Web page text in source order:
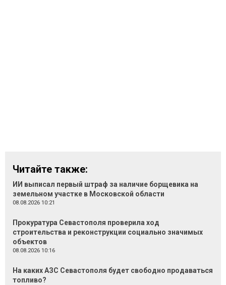
Читайте также:
ИИ выписал первый штраф за наличие борщевика на
земельном участке в Московской области
08.08.2026 10:21
Прокуратура Севастополя проверила ход
строительства и реконструкции социально значимых
объектов
08.08.2026 10:16
На каких АЗС Севастополя будет свободно продаваться
топливо?